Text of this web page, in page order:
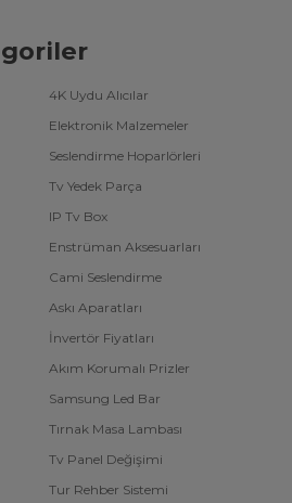
4K Uydu Alıcılar
Elektronik Malzemeler
Seslendirme Hoparlörleri
Tv Yedek Parça
IP Tv Box
Enstrüman Aksesuarları
Cami Seslendirme
Askı Aparatları
İnvertör Fiyatları
Akım Korumalı Prizler
Samsung Led Bar
Tırnak Masa Lambası
Tv Panel Değişimi
Tur Rehber Sistemi